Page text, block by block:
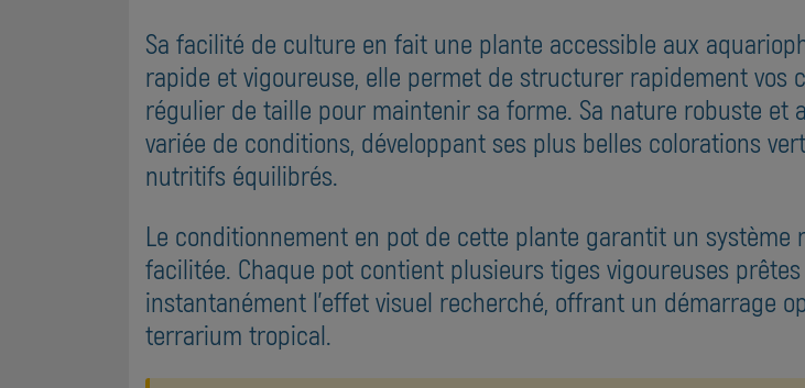
Sa facilité de culture en fait une plante accessible aux
rapide et vigoureuse, elle permet de structurer rapidement
régulier de taille pour maintenir sa forme. Sa nature robuste
variée de conditions, développant ses plus belles colorations
nutritifs équilibrés.
Le conditionnement en pot de cette plante garantit un
facilitée. Chaque pot contient plusieurs tiges vigoureuses
instantanément l'effet visuel recherché, offrant un démarrage
terrarium tropical.